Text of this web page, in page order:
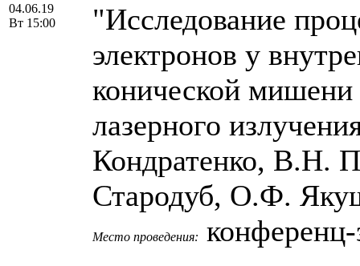
04.06.19
Вт 15:00
"Исследование
электронов у
конической мишени
лазерного
Кондратенко, В.Н.
Стародуб, О.Ф.
Место проведения: